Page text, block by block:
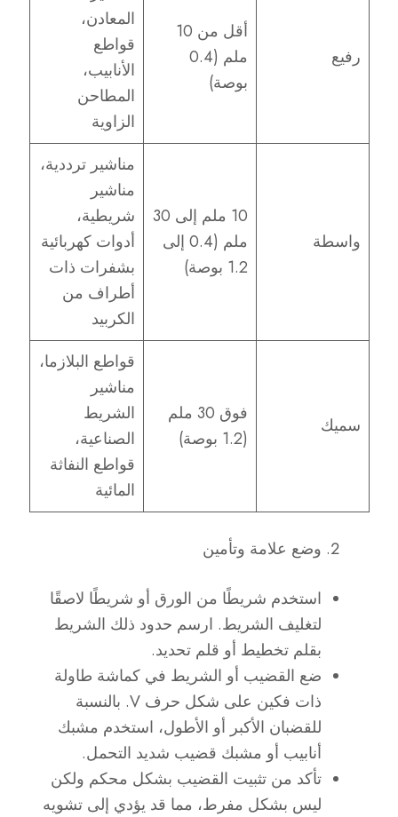
رفيع
أقل من 10
ملم (0.4
بوصة)
المعادن،
قواطع
الأنابيب،
المطاحن
الزاوية
واسطة
10 ملم إلى 30
ملم (0.4 إلى
1.2 بوصة)
مناشير ترددية،
مناشير
شريطية،
أدوات كهربائية
بشفرات ذات
أطراف من
الكربيد
سميك
فوق 30 ملم
(1.2 بوصة)
قواطع البلازما،
مناشير
الشريط
الصناعية،
قواطع النفاثة
المائية
وضع علامة وتأمين
استخدم شريطًا من الورق أو شريطًا لاصقًا
لتغليف الشريط. ارسم حدود ذلك الشريط
بقلم تخطيط أو قلم تحديد.
ضع القضيب أو الشريط في كماشة طاولة
ذات فكين على شكل حرف V. بالنسبة
للقضبان الأكبر أو الأطول، استخدم مشبك
أنابيب أو مشبك قضيب شديد التحمل.
تأكد من تثبيت القضيب بشكل محكم ولكن
ليس بشكل مفرط، مما قد يؤدي إلى تشويه